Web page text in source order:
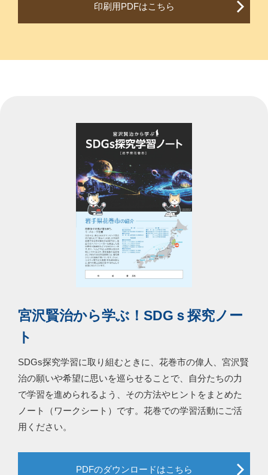
印刷用PDFはこちら
宮沢賢治から学ぶ！SDGｓ探究ノー
ト
SDGs探究学習に取り組むときに、花巻市の偉人、宮沢賢
治の願いや希望に思いを巡らせることで、自分たちの力
で学習を進められるよう、その方法やヒントをまとめた
ノート（ワークシート）です。花巻での学習活動にご活
用ください。
PDFのダウンロードはこちら